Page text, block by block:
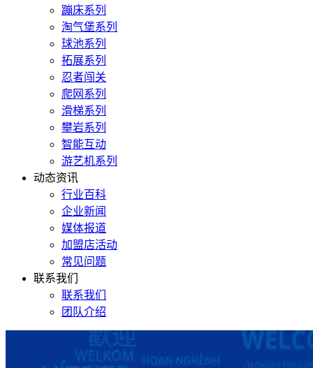
蹦床系列
淘气堡系列
球池系列
拓展系列
忍者闯关
爬网系列
滑梯系列
攀岩系列
智能互动
游艺机系列
动态资讯
行业百科
企业新闻
媒体报道
加盟店活动
常见问题
联系我们
联系我们
团队介绍